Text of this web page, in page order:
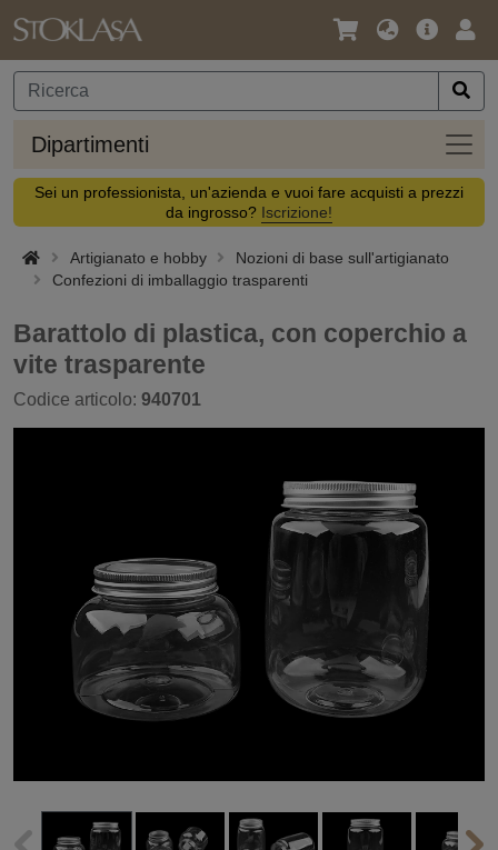
Lingua
Valuta
Offerta
Dipartimenti
Sei un professionista, un'azienda e vuoi fare acquisti a prezzi
da ingrosso? Iscrizione!
Artigianato e hobby
Nozioni di base sull'artigianato
Confezioni di imballaggio trasparenti
Barattolo di plastica, con coperchio a
vite trasparente
Codice articolo: 940701